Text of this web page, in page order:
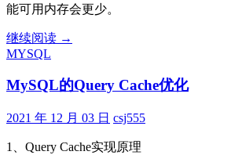
能可用内存会更少。
继续阅读MySQL
储
擎
化
→
MYSQL
MySQL的Query Cache优化
2021 年 12 月 03 日 csj555
1、Query Cache实现原理